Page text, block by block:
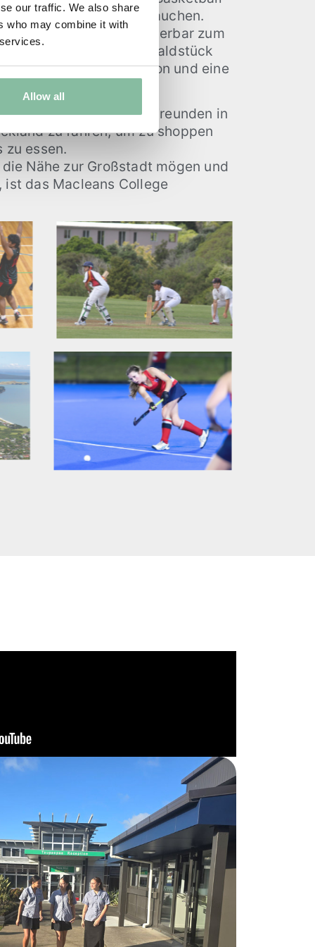
our traffic. We also share
who may combine it with
Allow all
wie Golf, Segeln und Tauchen.
sich der Ort wunderbar zum
Schule ein eigenes Waldstück
für Outdoor Education und eine
kein Problem, mit den Freunden in
zu fahren, um zu shoppen
zu essen.
Nähe zur Großstadt mögen und
ist das Macleans College